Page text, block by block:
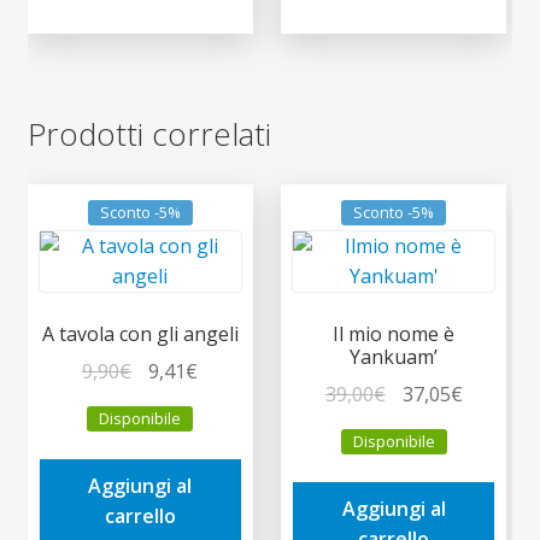
Prodotti correlati
Sconto -5%
A tavola con gli angeli
9,90€
prezzo
originale
era:
9,90€.
9,41€
è:
Disponibile
Aggiungi al
carrello
Sconto -5%
Il mio nome è
Yankuam’
39,00€
prezzo
originale
era:
39,00€.
37,05€Il
è:
Disponibile
Aggiungi al